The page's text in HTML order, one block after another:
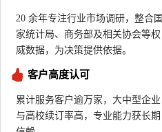
20 余年专注行业市场调研，整合国
家统计局、商务部及相关协会等权
威数据，为决策提供依据。
客户高度认可
累计服务客户逾万家，大中型企业
与高校续订率高，专业能力获长期